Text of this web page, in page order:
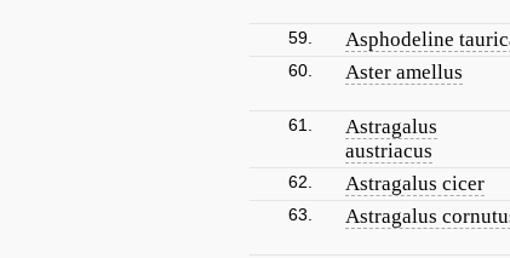
59. Asphodeline
60.
Aster amellus
61.
Astragalus
austriacus
62. Astragalus cicer
63.
Astragalus